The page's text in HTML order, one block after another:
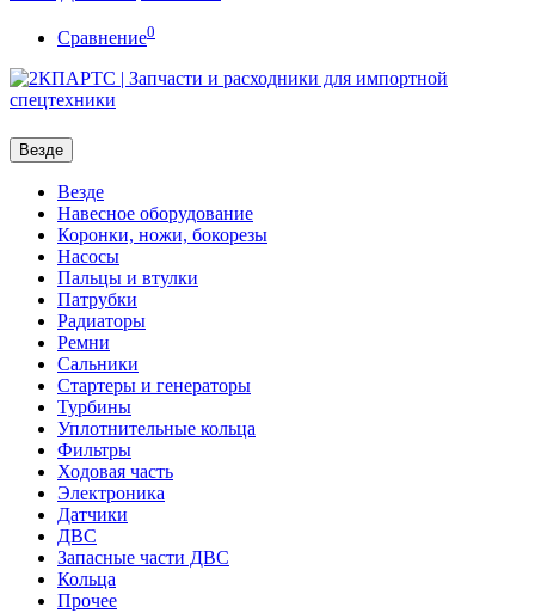
Сравнение0
Везде
Везде
Навесное оборудование
Коронки, ножи, бокорезы
Насосы
Пальцы и втулки
Патрубки
Радиаторы
Ремни
Сальники
Стартеры и генераторы
Турбины
Уплотнительные кольца
Фильтры
Ходовая часть
Электроника
Датчики
ДВС
Запасные части ДВС
Кольца
Прочее